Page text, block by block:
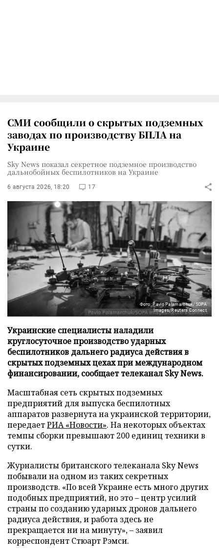
СМИ сообщили о скрытых подземных
заводах по производству БПЛА на
Украине
Sky News показал секретное подземное производство
дальнобойных беспилотников на Украине
6 августа 2026, 18:20 17
Фото: Pavlo Palamarchuk/SOPA
Images/Reuters Connect
Украинские специалисты наладили
круглосуточное производство ударных
беспилотников дальнего радиуса действия в
скрытых подземных цехах при международном
финансировании, сообщает телеканал Sky News.
Масштабная сеть скрытых подземных
предприятий для выпуска беспилотных
аппаратов развернута на украинской территории,
передаетРИА «Новости». На некоторых объектах
темпы сборки превышают 200 единиц техники в
сутки.
Журналисты британского телеканала Sky News
побывали на одном из таких секретных
производств. «По всей Украине есть много других
подобных предприятий, но это – центр усилий
страны по созданию ударных дронов дальнего
радиуса действия, и работа здесь не
прекращается ни на минуту», – заявил
корреспондент Стюарт Рэмси.